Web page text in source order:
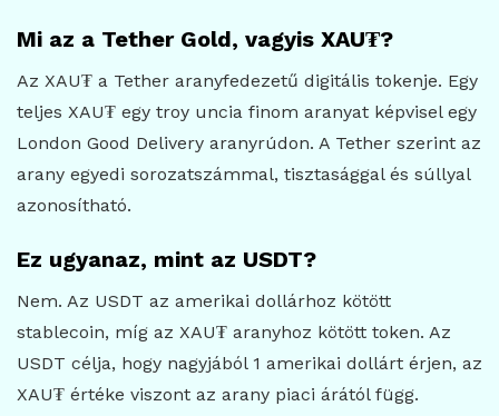
Mi az a Tether Gold, vagyis XAU₮?
Az XAU₮ a Tether aranyfedezetű digitális tokenje. Egy
teljes XAU₮ egy troy uncia finom aranyat képvisel egy
London Good Delivery aranyrúdon. A Tether szerint az
arany egyedi sorozatszámmal, tisztasággal és súllyal
azonosítható.
Ez ugyanaz, mint az USDT?
Nem. Az USDT az amerikai dollárhoz kötött
stablecoin, míg az XAU₮ aranyhoz kötött token. Az
USDT célja, hogy nagyjából 1 amerikai dollárt érjen, az
XAU₮ értéke viszont az arany piaci árától függ.